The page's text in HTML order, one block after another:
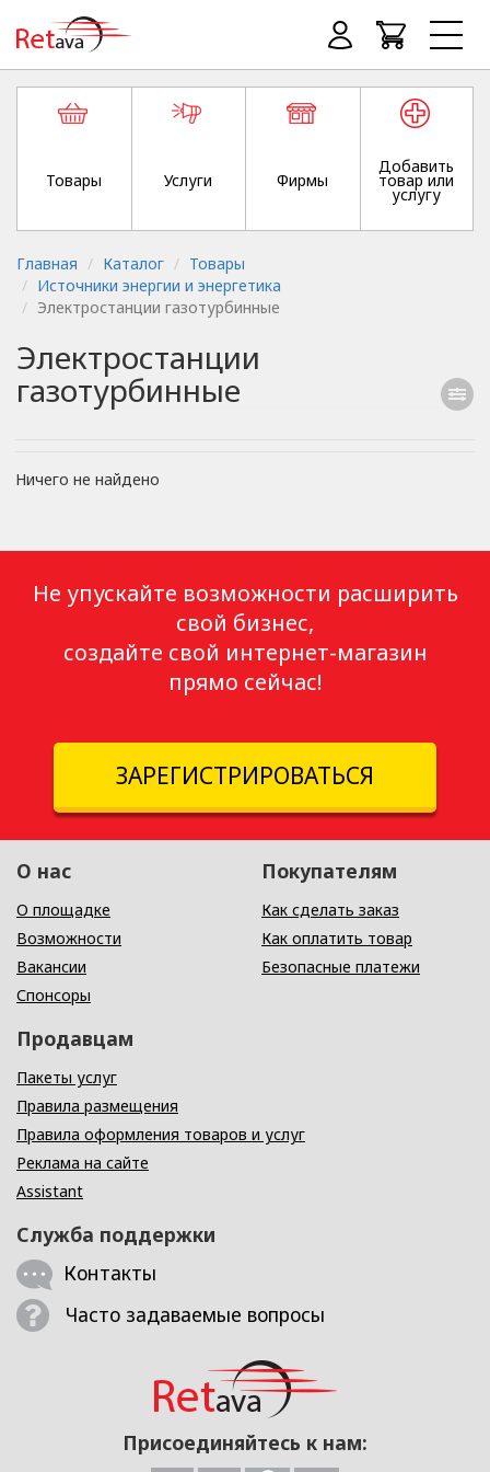
Товары Услуги Фирмы
Добавить
товар или
услугу
Главная Каталог
Товары
Источники энергии и энергетика
Электростанции газотурбинные
Электростанции
газотурбинные
Ничего не найдено
Не упускайте возможности расширить
свой бизнес,
создайте свой интернет-магазин
прямо сейчас!
ЗАРЕГИСТРИРОВАТЬСЯ
О нас
О площадке
Возможности
Вакансии
Спонсоры
Покупателям
Как сделать заказ
Как оплатить товар
Безопасные платежи
Продавцам
Пакеты услуг
Правила размещения
Правила оформления товаров и услуг
Реклама на сайте
Assistant
Служба поддержки
Контакты
Часто задаваемые вопросы
Присоединяйтесь к нам: